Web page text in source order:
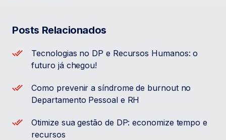
Posts Relacionados
Tecnologias no DP e Recursos Humanos: o
futuro já chegou!
Como prevenir a síndrome de burnout no
Departamento Pessoal e RH
Otimize sua gestão de DP: economize tempo e
recursos